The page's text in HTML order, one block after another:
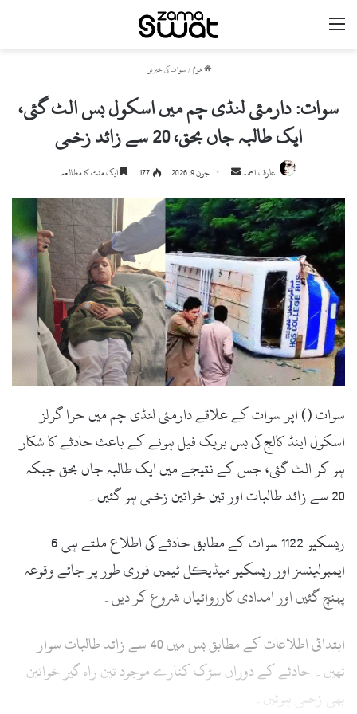
مینو
ھوم / سوات کی خبریں
سوات: دارمئی لنڈی چم میں اسکول بس الٹ گئی،
ایک طالبہ جاں بحق، 20 سے زائد زخمی
عارف احمد
Send
email
جون 9, 2026 177 ایک منٹ کا مطالعہ
سوات () اپر سوات کے علاقے دارمئی لنڈی چم میں حرا گرلز
اسکول اینڈ کالج کی بس بریک فیل ہونے کے باعث حادثے کا شکار
ہو کر الٹ گئی، جس کے نتیجے میں ایک طالبہ جاں بحق جبکہ
20 سے زائد طالبات اور تین خواتین زخمی ہو گئیں۔
ریسکیو 1122 سوات کے مطابق حادثے کی اطلاع ملتے ہی 6
ایمبولینسز اور ریسکیو میڈیکل ٹیمیں فوری طور پر جائے وقوعہ
پہنچ گئیں اور امدادی کارروائیاں شروع کر دیں۔
ابتدائی اطلاعات کے مطابق بس میں 40 سے زائد طالبات سوار
تھیں۔ حادثے کے دوران سڑک کنارے موجود تین راہ گیر خواتین
بھی زخمی ہوئیں۔